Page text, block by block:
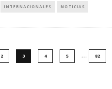
INTERNACIONALES NOTICIAS
2 3 4 5 … 82